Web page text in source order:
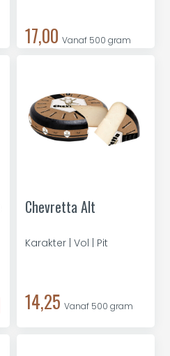
17,00 Vanaf 500 gram
Chevretta Alt
Karakter | Vol | Pit
14,25 Vanaf 500 gram